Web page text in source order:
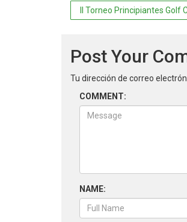
Navegación
entradas
II Torneo Principiantes
Post Your
Tu dirección de correo
COMMENT:
NAME: